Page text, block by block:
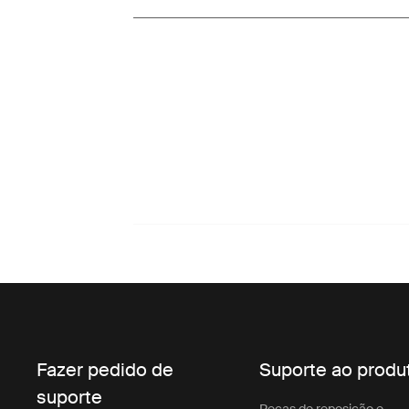
Fazer pedido de
suporte
Suporte ao